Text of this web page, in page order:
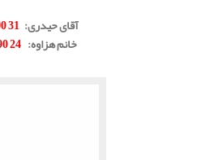
آقای حیدری:
31 90 296 0912
خانم هزاوه:
24 90 649 0902